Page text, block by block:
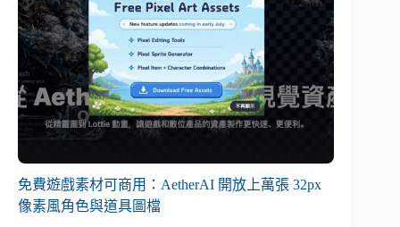
免費遊戲素材可商用：AetherAI 開放上萬張 32px
像素風角色與道具圖檔